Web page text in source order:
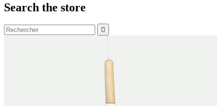
Search the store
